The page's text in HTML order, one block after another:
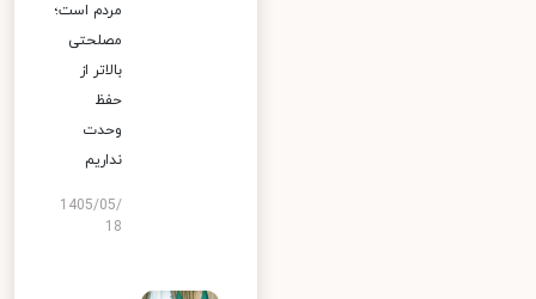
مردم است؛
مصلحتی
بالاتر از
حفظ
وحدت
نداریم
1405/05/
18